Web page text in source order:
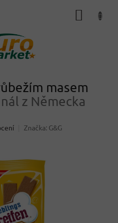
masem
z Německa
Značka: G&G